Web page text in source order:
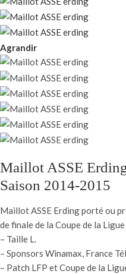
Agrandir
Maillot ASSE
Saison 2014-2015
Maillot ASSE Erding porté ou
de finale de la Coupe de la
– Taille L.
– Sponsors Winamax, France
– Patch LFP et Coupe de la